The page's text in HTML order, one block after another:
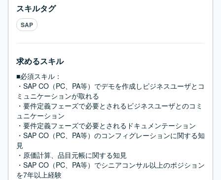
スキルタグ
SAP
求めるスキル
■必須スキル：
・SAP CO（PC、PA等）でデモを作成しビジネスユーザとコ
ミュニケーションが取れる
・要件定義フェーズで必要とされるビジネスユーザとのコミ
ュニケーション
・要件定義フェーズで必要とされるドキュメンテーション
・SAP CO（PC、PA等）のコンフィグレーションに関する知
見
・原価計算、品目元帳に関する知見
・SAP CO（PC、PA等）でシニアコンサル以上のポジション
を7年以上経験